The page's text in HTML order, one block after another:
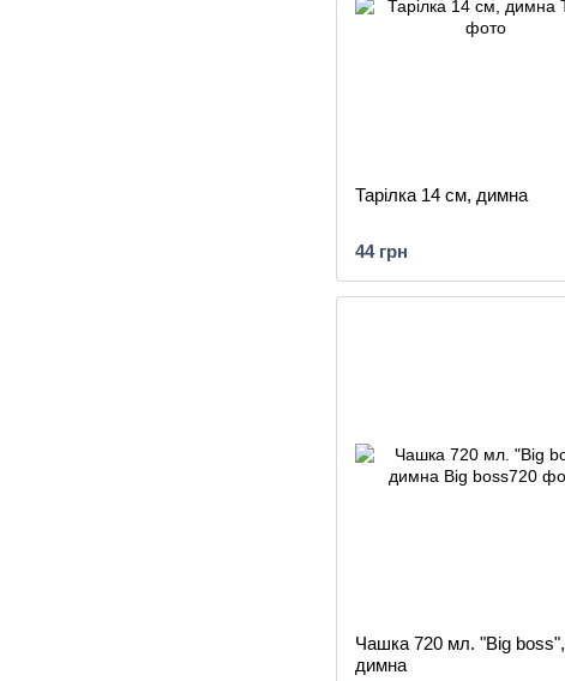
Тарілка 14 см, димна
44 грн
Чашка 720 мл. "Big boss",
димна